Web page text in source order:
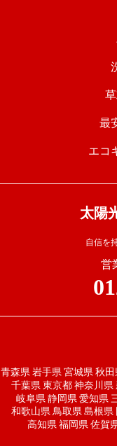
最
エコ
太陽
自信を
営
青森県 岩手県 宮城県 秋田
千葉県 東京都 神奈川県
岐阜県 静岡県 愛知県
和歌山県 鳥取県 島根県
高知県 福岡県 佐賀